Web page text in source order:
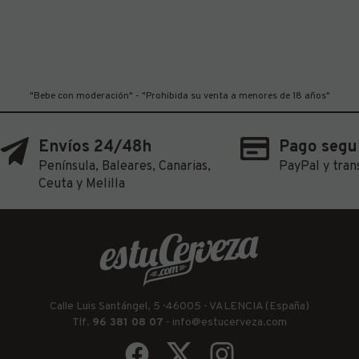
"Bebe con moderación" - "Prohibida su venta a menores de 18 años"
Envíos 24/48h
Península, Baleares, Canarias,
Ceuta y Melilla
Pago
PayPal y
Calle Luis Santángel, 5 · 46005 - VALENCIA (España)
Tlf. 96 381 08 07 - info@estucerveza.com